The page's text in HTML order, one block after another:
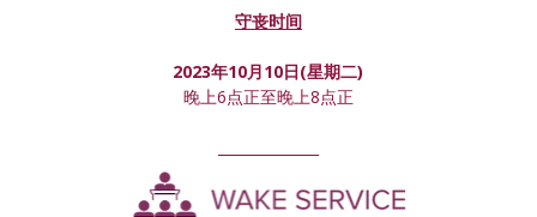
守丧时间
2023年10月10日(星期二)
晚上6点正至晚上8点正